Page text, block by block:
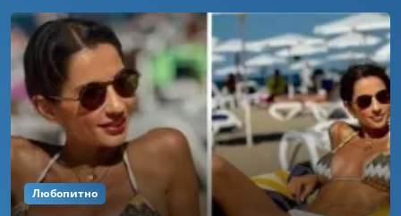
Любопитно